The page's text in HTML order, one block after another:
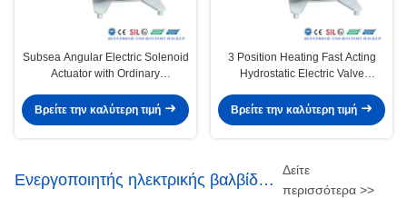
Subsea Angular Electric Solenoid
Actuator with Ordinary
Βρείτε την καλύτερη τιμή
3 Position Heating Fast Acting
Hydrostatic Electric Valve
Βρείτε την καλύτερη τιμή
Ενεργοποιητής ηλεκτρικής βαλβίδας
Δείτε
περισσότερα >>